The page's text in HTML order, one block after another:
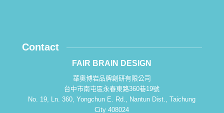
Contact
FAIR BRAIN DESIGN
華奧博岩品牌創研有限公司
台中市南屯區永春東路360巷19號
No. 19, Ln. 360, Yongchun E. Rd., Nantun Dist., Taichung
City 408024